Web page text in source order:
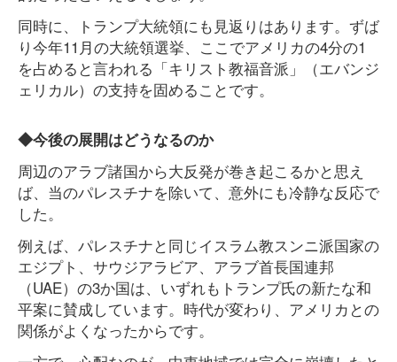
同時に、トランプ大統領にも見返りはあります。ずば
り今年11月の大統領選挙、ここでアメリカの4分の1
を占めると言われる「キリスト教福音派」（エバンジ
ェリカル）の支持を固めることです。
◆今後の展開はどうなるのか
周辺のアラブ諸国から大反発が巻き起こるかと思え
ば、当のパレスチナを除いて、意外にも冷静な反応で
した。
例えば、パレスチナと同じイスラム教スンニ派国家の
エジプト、サウジアラビア、アラブ首長国連邦
（UAE）の3か国は、いずれもトランプ氏の新たな和
平案に賛成しています。時代が変わり、アメリカとの
関係がよくなったからです。